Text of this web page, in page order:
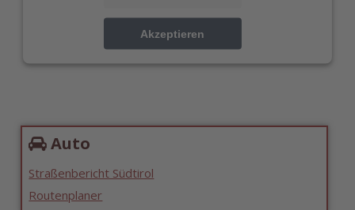
Akzeptieren
Auto
Straßenbericht Südtirol
Routenplaner